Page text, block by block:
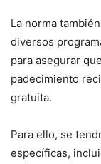
La norma
diversos
para asegurar
padecimiento
gratuita.
Para ello, se
específicas,